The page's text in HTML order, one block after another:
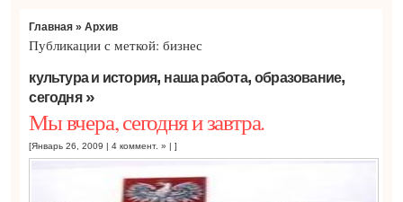
Главная » Архив
Публикации с меткой: бизнес
культура и история, наша работа, образование,
сегодня»
Мы вчера, сегодня и завтра.
[Январь 26, 2009 |4 коммент. » | ]